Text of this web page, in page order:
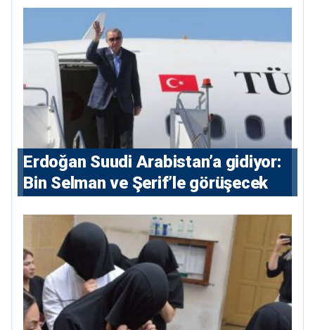
Erdoğan Suudi Arabistan’a gidiyor:
Bin Selman ve Şerif’le görüşecek